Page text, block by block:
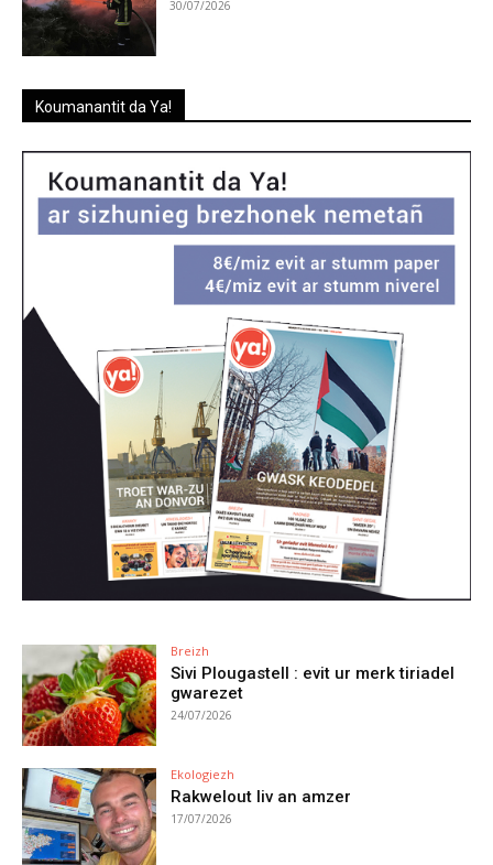
30/07/2026
Koumanantit da Ya!
Breizh
Sivi Plougastell : evit ur merk tiriadel
gwarezet
24/07/2026
Ekologiezh
Rakwelout liv an amzer
17/07/2026